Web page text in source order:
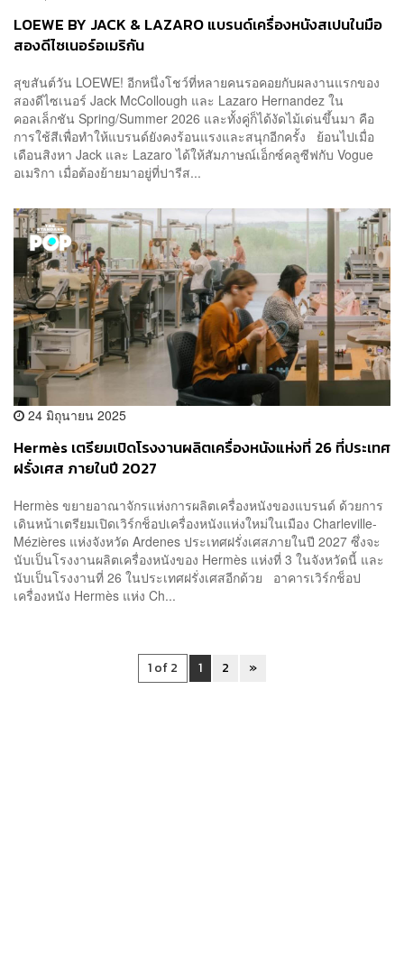
LOEWE BY JACK & LAZARO แบรนด์เครื่องหนังสเปนในมือ
สองดีไซเนอร์อเมริกัน
สุขสันต์วัน LOEWE! อีกหนึ่งโชว์ที่หลายคนรอคอยกับผลงานแรกของ
สองดีไซเนอร์ Jack McCollough และ Lazaro Hernandez ใน
คอลเล็กชัน Spring/Summer 2026 และทั้งคู่ก็ได้งัดไม้เด่นขึ้นมา คือ
การใช้สีเพื่อทำให้แบรนด์ยังคงร้อนแรงและสนุกอีกครั้ง ย้อนไปเมื่อ
เดือนสิงหา Jack และ Lazaro ได้ให้สัมภาษณ์เอ็กซ์คลูซีฟกับ Vogue
อเมริกา เมื่อต้องย้ายมาอยู่ที่ปารีส...
24 มิถุนายน 2025
Hermès เตรียมเปิดโรงงานผลิตเครื่องหนังแห่งที่ 26 ที่ประเทศ
ฝรั่งเศส ภายในปี 2027
Hermès ขยายอาณาจักรแห่งการผลิตเครื่องหนังของแบรนด์ ด้วยการ
เดินหน้าเตรียมเปิดเวิร์กช็อปเครื่องหนังแห่งใหม่ในเมือง Charleville-
Mézières แห่งจังหวัด Ardenes ประเทศฝรั่งเศสภายในปี 2027 ซึ่งจะ
นับเป็นโรงงานผลิตเครื่องหนังของ Hermès แห่งที่ 3 ในจังหวัดนี้ และ
นับเป็นโรงงานที่ 26 ในประเทศฝรั่งเศสอีกด้วย อาคารเวิร์กช็อป
เครื่องหนัง Hermès แห่ง Ch...
1 of 2 1 2 »